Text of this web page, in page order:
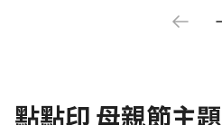
點點印 母親節主題